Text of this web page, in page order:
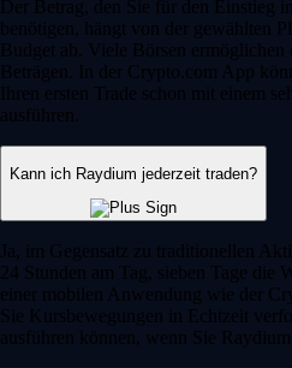
Der Betrag, den Sie für den Einstieg
benötigen, hängt von der gewählten
Budget ab. Viele Börsen ermöglichen
Beträgen. In der Crypto.com App
Ihren ersten Trade schon mit einem
ausführen.
Kann ich Raydium jederzeit traden?
Ja, im Gegensatz zu traditionellen
24 Stunden am Tag, sieben Tage die
einer mobilen Anwendung wie der
Sie Kursbewegungen in Echtzeit
ausführen können, wenn Sie Raydium